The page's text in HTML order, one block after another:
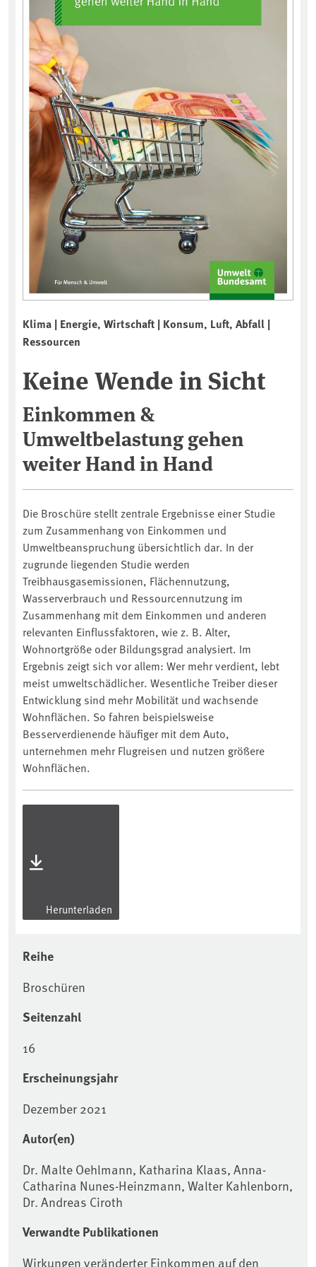
Klima | Energie, Wirtschaft | Konsum, Luft, Abfall |
Ressourcen
Keine Wende in Sicht
Einkommen &
Umweltbelastung gehen
weiter Hand in Hand
Die Broschüre stellt zentrale Ergebnisse einer Studie
zum Zusammenhang von Einkommen und
Umweltbeanspruchung übersichtlich dar. In der
zugrunde liegenden Studie werden
Treibhausgasemissionen, Flächennutzung,
Wasserverbrauch und Ressourcennutzung im
Zusammenhang mit dem Einkommen und anderen
relevanten Einflussfaktoren, wie z. B. Alter,
Wohnortgröße oder Bildungsgrad analysiert. Im
Ergebnis zeigt sich vor allem: Wer mehr verdient, lebt
meist umweltschädlicher. Wesentliche Treiber dieser
Entwicklung sind mehr Mobilität und wachsende
Wohnflächen. So fahren beispielsweise
Besserverdienende häufiger mit dem Auto,
unternehmen mehr Flugreisen und nutzen größere
Wohnflächen.
Herunterladen
Reihe
Broschüren
Seitenzahl
16
Erscheinungsjahr
Dezember 2021
Autor(en)
Dr. Malte Oehlmann, Katharina Klaas, Anna-
Catharina Nunes-Heinzmann, Walter Kahlenborn,
Dr. Andreas Ciroth
Verwandte Publikationen
Wirkungen veränderter Einkommen auf den